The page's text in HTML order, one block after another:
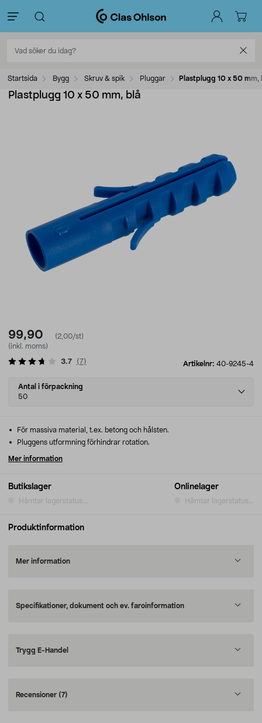
Startsida Bygg Skruv & spik Pluggar Plastplugg 10 x 50 mm,
Plastplugg 10 x 50 mm, blå
99,90
(2,00/st)
(inkl. moms)
Artikelnr: 40-9245-4
3.7 (7)
Select
variant
Antal i förpackning
50
Butikslager
Hämtar lagerstatus...
Onlinelager
Hämtar lagerstatus...
För massiva material, t.ex. betong och hålsten.
Pluggens utformning förhindrar rotation.
Mer information
Produktinformation
Mer information
Specifikationer, dokument och ev. faroinformation
Trygg E-Handel
Recensioner (7)